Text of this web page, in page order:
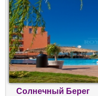
Солнечный Берег